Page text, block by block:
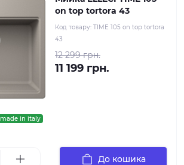
made in italy
on top tortora 43
Код товару: TIME 105 on top tortora
43
12 299 грн.
11 199 грн.
До кошика